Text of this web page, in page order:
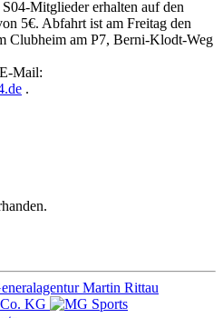
Mitglieder erhalten auf den
5€. Abfahrt ist am Freitag den
Clubheim am P7, Berni-Klodt-Weg
Mail:
.